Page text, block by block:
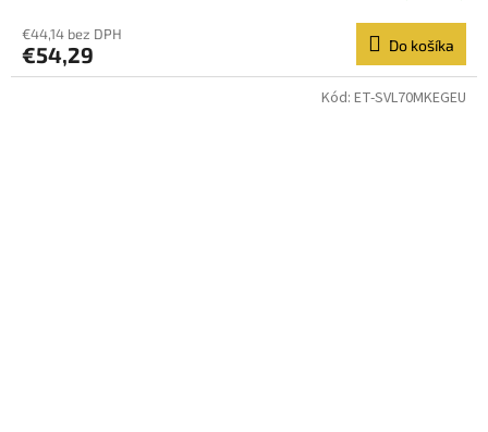
€44,14 bez DPH
€54,29 Do košíka
Kód: ET-SVL70MKEGEU